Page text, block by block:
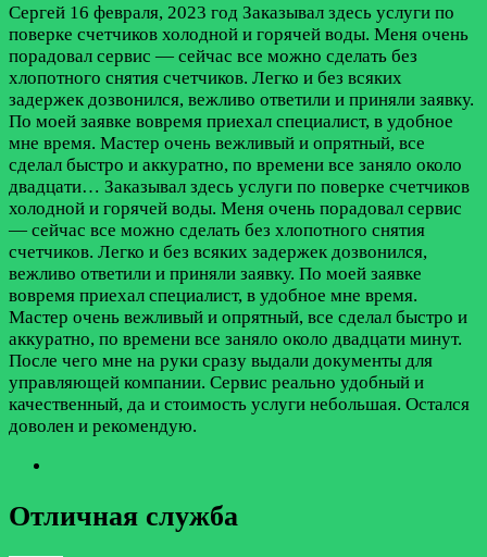
Сергей 16 февраля, 2023 год Заказывал здесь услуги по
поверке счетчиков холодной и горячей воды. Меня очень
порадовал сервис — сейчас все можно сделать без
хлопотного снятия счетчиков. Легко и без всяких
задержек дозвонился, вежливо ответили и приняли заявку.
По моей заявке вовремя приехал специалист, в удобное
мне время. Мастер очень вежливый и опрятный, все
сделал быстро и аккуратно, по времени все заняло около
двадцати… Заказывал здесь услуги по поверке счетчиков
холодной и горячей воды. Меня очень порадовал сервис
— сейчас все можно сделать без хлопотного снятия
счетчиков. Легко и без всяких задержек дозвонился,
вежливо ответили и приняли заявку. По моей заявке
вовремя приехал специалист, в удобное мне время.
Мастер очень вежливый и опрятный, все сделал быстро и
аккуратно, по времени все заняло около двадцати минут.
После чего мне на руки сразу выдали документы для
управляющей компании. Сервис реально удобный и
качественный, да и стоимость услуги небольшая. Остался
доволен и рекомендую.
Отличная служба